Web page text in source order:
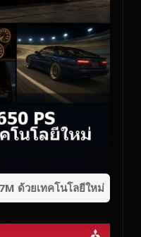
ด้วยเทคโนโลยีใหม่